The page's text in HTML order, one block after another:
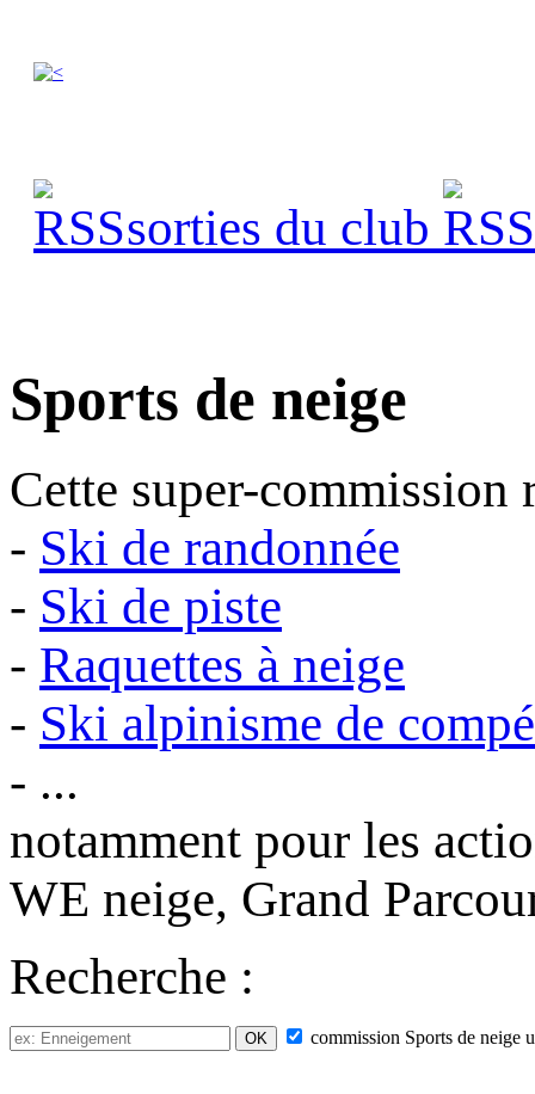
sorties du club
Sports de neige
Cette super-
- Ski de randonnée
- Ski de piste
- Raquettes à neige
- Ski alpinisme de
- ...
notamment pour les
WE neige, Grand
Recherche :
commission Sports de neige